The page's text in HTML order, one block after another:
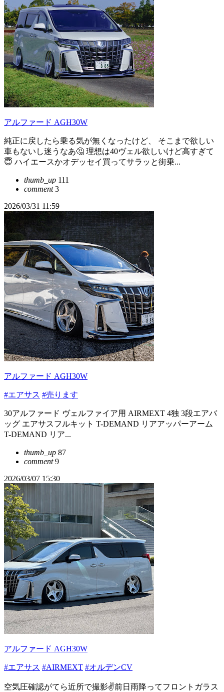
アルファード AGH30W
純正に戻したら乗る気が無くなったけど、 そこまで欲しい
車もないし迷うなあ🤔 理想は40ヴェル欲しいけど高すぎて
😇 ハイエースかオデッセイ買ってサラッと街乗...
thumb_up 111
comment3
2026/03/31 11:59
アルファード AGH30W
#エアサス #売ります
30アルファード ヴェルファイア用 AIRMEXT 4独 3段エアバ
ッグ エアサスフルキット T-DEMAND リアアッパーアーム
T-DEMAND リア...
thumb_up 87
comment9
2026/03/07 15:30
アルファード AGH30W
#エアサス #AIRMEXT #オルデンCV
空気圧確認がてら近所で撮影✌️前日雨降ってフロントガラス